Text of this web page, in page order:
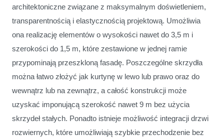
architektoniczne związane z maksymalnym doświetleniem,
transparentnością i elastycznością projektową. Umożliwia
ona realizację elementów o wysokości nawet do 3,5 m i
szerokości do 1,5 m, które zestawione w jednej ramie
przypominają przeszkloną fasadę. Poszczególne skrzydła
można łatwo złożyć jak kurtynę w lewo lub prawo oraz do
wewnątrz lub na zewnątrz, a całość konstrukcji może
uzyskać imponującą szerokość nawet 9 m bez użycia
skrzydeł stałych. Ponadto istnieje możliwość integracji drzwi
rozwiernych, które umożliwiają szybkie przechodzenie bez